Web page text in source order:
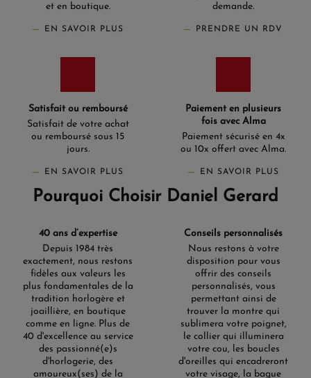
et en boutique.
EN SAVOIR PLUS
demande.
PRENDRE UN RDV
Satisfait ou remboursé
Satisfait de votre achat
ou remboursé sous 15
jours.
EN SAVOIR PLUS
Paiement en plusieurs
fois avec Alma
Paiement sécurisé en 4x
ou 10x offert avec Alma.
EN SAVOIR PLUS
Pourquoi Choisir Daniel Gerard
40 ans d’expertise
Depuis 1984 très
exactement, nous restons
fidèles aux valeurs les
plus fondamentales de la
tradition horlogère et
joaillière, en boutique
comme en ligne. Plus de
40 d'excellence au service
des passionné(e)s
d'horlogerie, des
amoureux(ses) de la
Conseils personnalisés
Nous restons à votre
disposition pour vous
offrir des conseils
personnalisés, vous
permettant ainsi de
trouver la montre qui
sublimera votre poignet,
le collier qui illuminera
votre cou, les boucles
d'oreilles qui encadreront
votre visage, la bague